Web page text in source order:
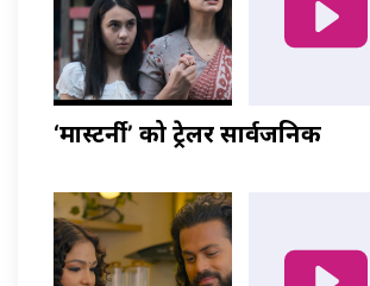
‘मास्टर्नी’ को ट्रेलर सार्वजनिक